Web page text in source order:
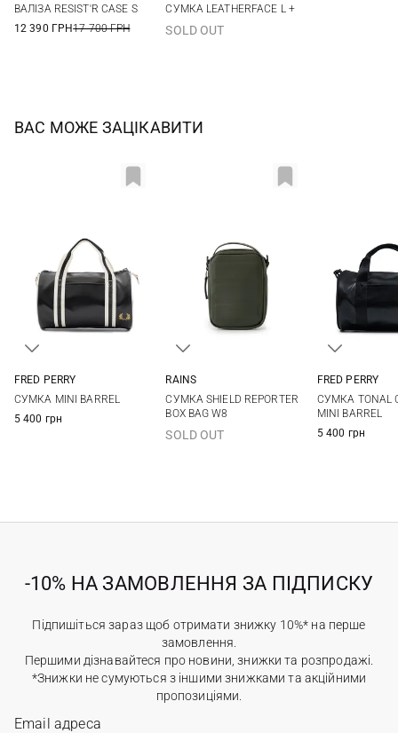
ВАЛІЗА RESIST'R CASE S
12 390 ГРН17 700 ГРН
СУМКА LEATHERFACE L +
SOLD OUT
ВАС МОЖЕ ЗАЦІКАВИТИ
FRED PERRY
СУМКА MINI BARREL
5 400 грн
RAINS
СУМКА SHIELD REPORTER
BOX BAG W8
SOLD OUT
FRED PERRY
СУМКА TONAL
MINI BARREL
5 400 грн
-10% НА ЗАМОВЛЕННЯ ЗА ПІДПИСКУ
Підпишіться зараз щоб отримати знижку 10%* на перше
замовлення.
Першими дізнавайтеся про новини, знижки та розпродажі.
*Знижки не сумуються з іншими знижками та акційними
пропозиціями.